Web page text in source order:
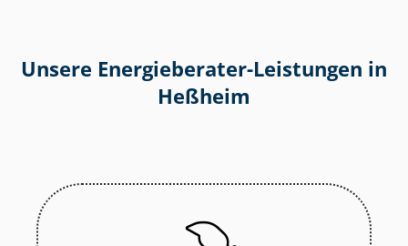
Unsere Energieberater-Leistungen in
Heßheim